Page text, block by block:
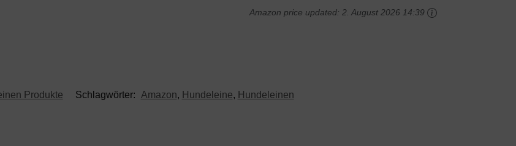
Amazon price updated: 2. August 2026 14:39
Produkte Schlagwörter: Amazon, Hundeleine, Hundeleinen